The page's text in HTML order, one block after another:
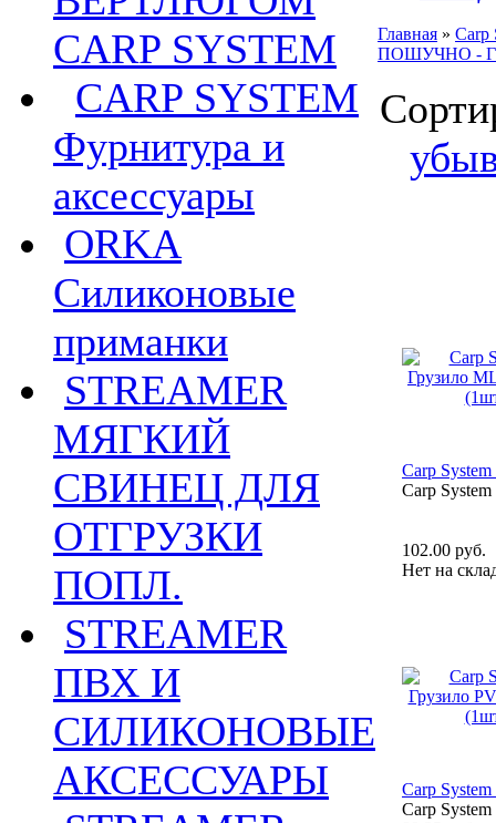
CARP SYSTEM
CARP SYSTEM
Фурнитура и
аксессуары
ORKA
Силиконовые
приманки
STREAMER
МЯГКИЙ
СВИНЕЦ ДЛЯ
ОТГРУЗКИ
ПОПЛ.
STREAMER
ПВХ И
СИЛИКОНОВЫЕ
АКСЕССУАРЫ
Главная » Carp
ПОШУЧНО -
Carp
Carp
102.00 руб.
Нет на
Carp
Carp